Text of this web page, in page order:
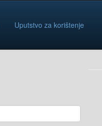
Uputstvo za korištenje